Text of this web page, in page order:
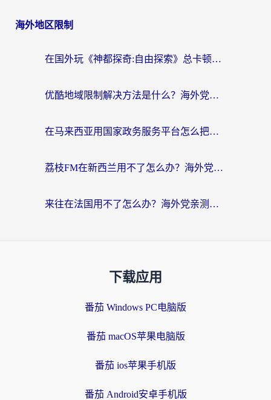
海外地区限制
在国外玩《神都探奇:自由探索》总卡顿？3个实用技巧解决海外党追剧、社交、游戏难题
优酷地域限制解决方法是什么？海外党亲测有效的回国加速指南
在马来西亚用国家政务服务平台怎么把定位修改到中国国内？海外党解决数字壁垒的实用指南
荔枝FM在新西兰用不了怎么办？海外党必看的回国加速解决方案
来往在法国用不了怎么办？海外党亲测有效的回国加速指南
下载应用
番茄 Windows PC电脑版
番茄 macOS苹果电脑版
番茄 ios苹果手机版
番茄 Android安卓手机版